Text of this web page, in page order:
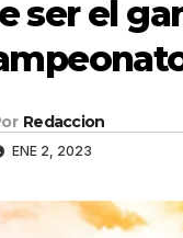
ser el
Redaccion
ENE 2, 2023